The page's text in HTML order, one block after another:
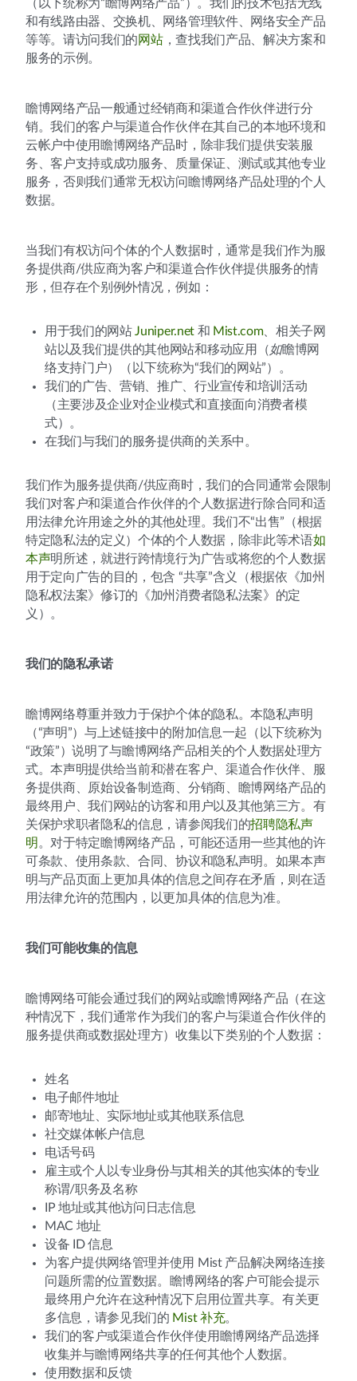
（以下统称为“瞻博网络产品”）。我们的技术包括无线
和有线路由器、交换机、网络管理软件、网络安全产品
等等。请访问我们的网站，查找我们产品、解决方案和
服务的示例。
瞻博网络产品一般通过经销商和渠道合作伙伴进行分
销。我们的客户与渠道合作伙伴在其自己的本地环境和
云帐户中使用瞻博网络产品时，除非我们提供安装服
务、客户支持或成功服务、质量保证、测试或其他专业
服务，否则我们通常无权访问瞻博网络产品处理的个人
数据。
当我们有权访问个体的个人数据时，通常是我们作为服
务提供商/供应商为客户和渠道合作伙伴提供服务的情
形，但存在个别例外情况，例如：
用于我们的网站Juniper.net和 Mist.com、相关子网
站以及我们提供的其他网站和移动应用（如瞻博网
络支持门户）（以下统称为“我们的网站”）。
我们的广告、营销、推广、行业宣传和培训活动
（主要涉及企业对企业模式和直接面向消费者模
式）。
在我们与我们的服务提供商的关系中。
我们作为服务提供商/供应商时，我们的合同通常会限制
我们对客户和渠道合作伙伴的个人数据进行除合同和适
用法律允许用途之外的其他处理。我们不“出售”（根据
特定隐私法的定义）个体的个人数据，除非此等术语如
本声明所述，就进行跨情境行为广告或将您的个人数据
用于定向广告的目的，包含 “共享”含义（根据依《加州
隐私权法案》修订的《加州消费者隐私法案》的定
义）。
我们的隐私承诺
瞻博网络尊重并致力于保护个体的隐私。本隐私声明
（“声明”）与上述链接中的附加信息一起（以下统称为
“政策”）说明了与瞻博网络产品相关的个人数据处理方
式。本声明提供给当前和潜在客户、渠道合作伙伴、服
务提供商、原始设备制造商、分销商、瞻博网络产品的
最终用户、我们网站的访客和用户以及其他第三方。有
关保护求职者隐私的信息，请参阅我们的招聘隐私声
明 。对于特定瞻博网络产品，可能还适用一些其他的许
可条款、使用条款、合同、协议和隐私声明。如果本声
明与产品页面上更加具体的信息之间存在矛盾，则在适
用法律允许的范围内，以更加具体的信息为准。
我们可能收集的信息
瞻博网络可能会通过我们的网站或瞻博网络产品（在这
种情况下，我们通常作为我们的客户与渠道合作伙伴的
服务提供商或数据处理方）收集以下类别的个人数据：
姓名
电子邮件地址
邮寄地址、实际地址或其他联系信息
社交媒体帐户信息
电话号码
雇主或个人以专业身份与其相关的其他实体的专业
称谓/职务及名称
IP 地址或其他访问日志信息
MAC 地址
设备 ID 信息
为客户提供网络管理并使用 Mist 产品解决网络连接
问题所需的位置数据。瞻博网络的客户可能会提示
最终用户允许在这种情况下启用位置共享。有关更
多信息，请参见我们的 Mist 补充。
我们的客户或渠道合作伙伴使用瞻博网络产品选择
收集并与瞻博网络共享的任何其他个人数据。
使用数据和反馈